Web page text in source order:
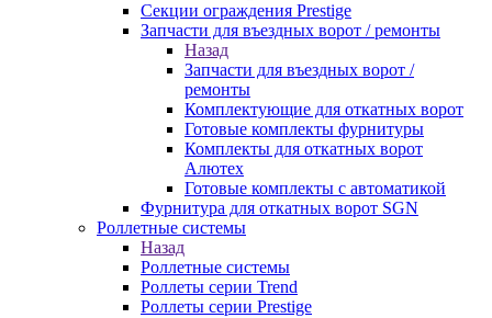
Секции ограждения Prestige
Запчасти для въездных ворот / ремонты
Назад
Запчасти для въездных ворот /
ремонты
Комплектующие для откатных ворот
Готовые комплекты фурнитуры
Комплекты для откатных ворот
Алютех
Готовые комплекты с автоматикой
Фурнитура для откатных ворот SGN
Роллетные системы
Назад
Роллетные системы
Роллеты серии Trend
Роллеты серии Prestige